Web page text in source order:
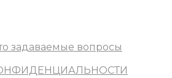
задаваемые вопросы